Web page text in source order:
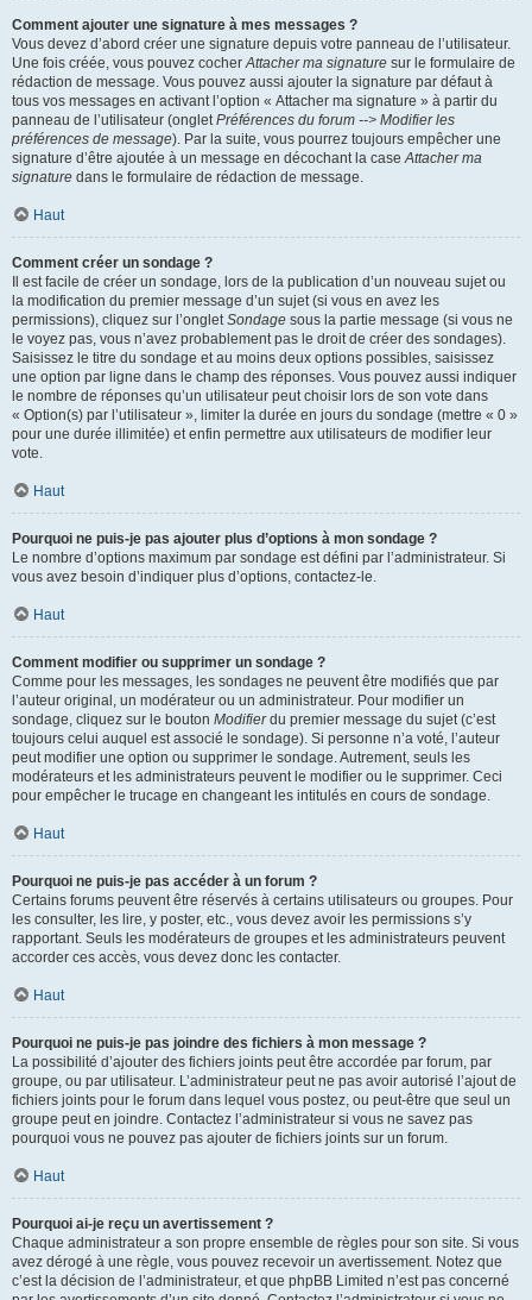
Comment ajouter une signature à mes messages ?
Vous devez d’abord créer une signature depuis votre panneau de l’utilisateur.
Une fois créée, vous pouvez cocherAttacher ma signature sur le formulaire de
rédaction de message. Vous pouvez aussi ajouter la signature par défaut à
tous vos messages en activant l’option « Attacher ma signature » à partir du
panneau de l’utilisateur (ongletPréférences du forum --> Modifier les
préférences de message). Par la suite, vous pourrez toujours empêcher une
signature d’être ajoutée à un message en décochant la caseAttacher ma
signature dans le formulaire de rédaction de message.
Haut
Comment créer un sondage ?
Il est facile de créer un sondage, lors de la publication d’un nouveau sujet ou
la modification du premier message d’un sujet (si vous en avez les
permissions), cliquez sur l’ongletSondage sous la partie message (si vous ne
le voyez pas, vous n’avez probablement pas le droit de créer des sondages).
Saisissez le titre du sondage et au moins deux options possibles, saisissez
une option par ligne dans le champ des réponses. Vous pouvez aussi indiquer
le nombre de réponses qu’un utilisateur peut choisir lors de son vote dans
« Option(s) par l’utilisateur », limiter la durée en jours du sondage (mettre « 0 »
pour une durée illimitée) et enfin permettre aux utilisateurs de modifier leur
vote.
Haut
Pourquoi ne puis-je pas ajouter plus d’options à mon sondage ?
Le nombre d’options maximum par sondage est défini par l’administrateur. Si
vous avez besoin d’indiquer plus d’options, contactez-le.
Haut
Comment modifier ou supprimer un sondage ?
Comme pour les messages, les sondages ne peuvent être modifiés que par
l’auteur original, un modérateur ou un administrateur. Pour modifier un
sondage, cliquez sur le bouton Modifierdu premier message du sujet (c’est
toujours celui auquel est associé le sondage). Si personne n’a voté, l’auteur
peut modifier une option ou supprimer le sondage. Autrement, seuls les
modérateurs et les administrateurs peuvent le modifier ou le supprimer. Ceci
pour empêcher le trucage en changeant les intitulés en cours de sondage.
Haut
Pourquoi ne puis-je pas accéder à un forum ?
Certains forums peuvent être réservés à certains utilisateurs ou groupes. Pour
les consulter, les lire, y poster, etc., vous devez avoir les permissions s’y
rapportant. Seuls les modérateurs de groupes et les administrateurs peuvent
accorder ces accès, vous devez donc les contacter.
Haut
Pourquoi ne puis-je pas joindre des fichiers à mon message ?
La possibilité d’ajouter des fichiers joints peut être accordée par forum, par
groupe, ou par utilisateur. L’administrateur peut ne pas avoir autorisé l’ajout de
fichiers joints pour le forum dans lequel vous postez, ou peut-être que seul un
groupe peut en joindre. Contactez l’administrateur si vous ne savez pas
pourquoi vous ne pouvez pas ajouter de fichiers joints sur un forum.
Haut
Pourquoi ai-je reçu un avertissement ?
Chaque administrateur a son propre ensemble de règles pour son site. Si vous
avez dérogé à une règle, vous pouvez recevoir un avertissement. Notez que
c’est la décision de l’administrateur, et que phpBB Limited n’est pas concerné